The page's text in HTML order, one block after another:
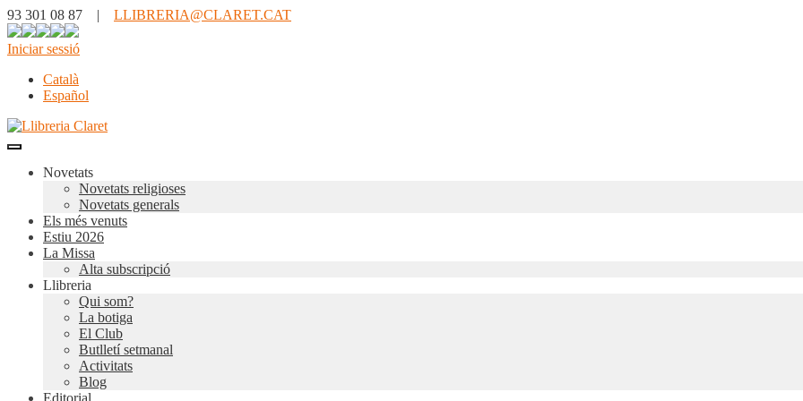
93 301 08 87 | LLIBRERIA@CLARET.CAT
Iniciar sessió
Català
Español
Novetats
Novetats religioses
Novetats generals
Els més venuts
Estiu 2026
La Missa
Alta subscripció
Llibreria
Qui som?
La botiga
El Club
Butlletí setmanal
Activitats
Blog
Editorial